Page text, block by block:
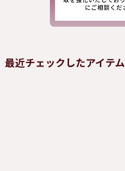
最近チェックしたアイテム